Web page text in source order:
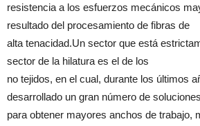
resistencia a los esfuerzos mecánicos
resultado del procesamiento de fibras de
alta tenacidad.Un sector que está
sector de la hilatura es el de los
no tejidos, en el cual, durante los últimos
desarrollado un gran número de soluciones
para obtener mayores anchos de trabajo,